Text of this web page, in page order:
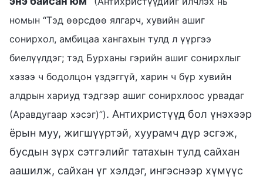
номын “Тэд өөрсдөө ялгарч, хувийн ашиг
сонирхол, амбицаа хангахын тулд л үүргээ
биелүүлдэг; тэд Бурханы гэрийн ашиг сонирхлыг
хэзээ ч бодолцон үздэггүй, харин ч бүр хувийн
алдрын хариуд тэдгээр ашиг сонирхлоос урвадаг
(Аравдугаар хэсэг)”). Антихристүүд бол үнэхээр
ёрын муу, жигшүүртэй, хуурамч дүр эсгэж,
бусдын зүрх сэтгэлийг татахын тулд сайхан
аашилж, сайхан үг хэлдэг, ингэснээр хүмүүс